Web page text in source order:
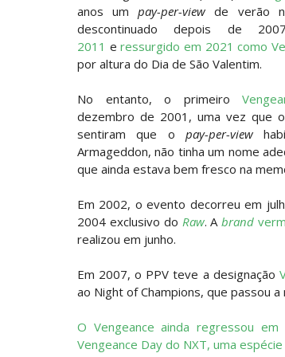
RETENÇÃO DRAMÁTICA
Unknown-Aug 06 2026
VITÓRIA IMPRESSIONANTE
Slam Mexico
Unknown-Aug 06 2026
VAGA GARANTIDA NO
brutalizado por MJF
CAOS NO GRAND SLAM
Unknown- Aug 06 2026
WWE: Lola Vice despede-se
anos umpay-per-view de verão
descontinuado depois de
2011 eressurgido em 2021 como
por altura do Dia de São Valentim.
No entanto, o primeiro
dezembro de 2001, uma vez que
sentiram que o pay-per-view
Armageddon, não tinha um nome
que ainda estava bem fresco na
Em 2002, o evento decorreu em
2004 exclusivo do Raw. Abrand
realizou em junho.
Em 2007, o PPV teve a designação
ao Night of Champions, que passou
O Vengeance ainda regressou em
Vengeance Day do NXT, uma